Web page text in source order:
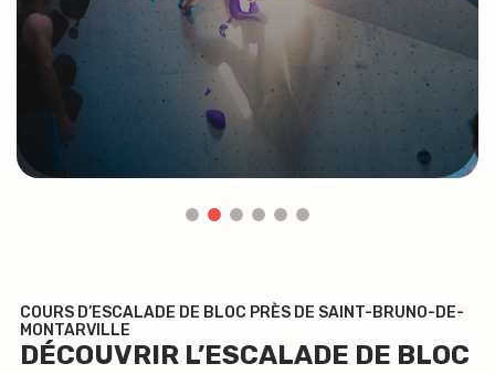
COURS D’ESCALADE DE BLOC PRÈS DE SAINT-BRUNO-DE-
MONTARVILLE
DÉCOUVRIR L’ESCALADE DE BLOC